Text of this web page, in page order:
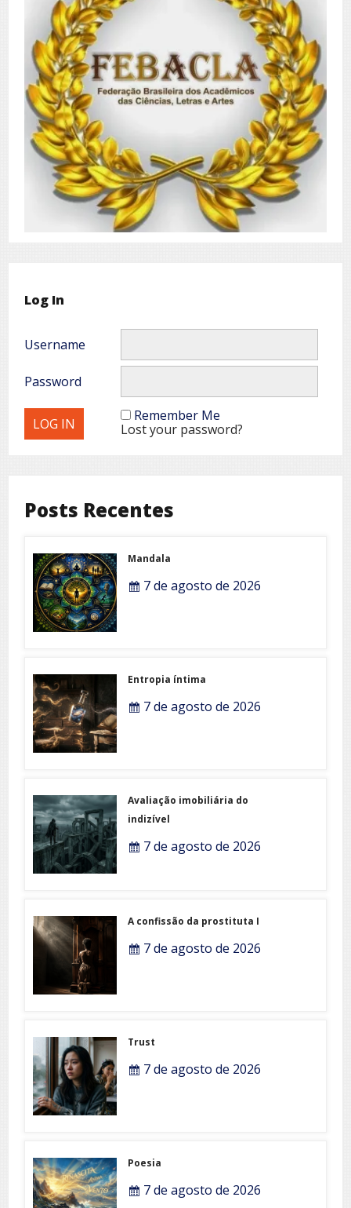
Log In
Username
Password
Remember Me
Lost your password?
Posts Recentes
Mandala
7 de agosto de 2026
Entropia íntima
7 de agosto de 2026
Avaliação imobiliária do
indizível
7 de agosto de 2026
A confissão da prostituta I
7 de agosto de 2026
Trust
7 de agosto de 2026
Poesia
7 de agosto de 2026